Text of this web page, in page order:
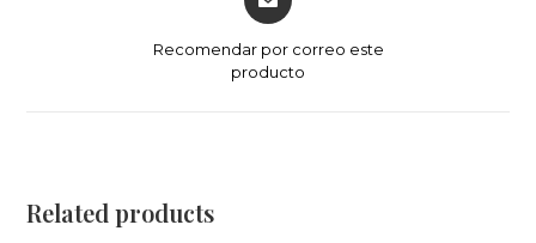
in
new
Recomendar por correo este
producto
Related products